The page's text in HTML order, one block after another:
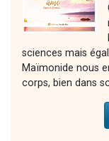
sciences mais
Maïmonide nous
corps, bien dans